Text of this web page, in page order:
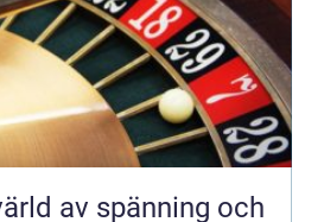
av spänning och